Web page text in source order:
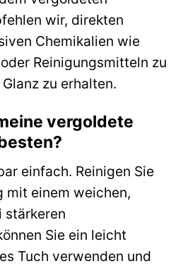
wir, direkten
Chemikalien wie
Reinigungsmitteln zu
zu erhalten.
vergoldete
einfach. Reinigen Sie
mit einem weichen,
stärkeren
Sie ein leicht
Tuch verwenden und